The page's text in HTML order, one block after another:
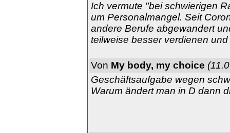
Ich vermute "bei schwierigen
um Personalmangel. Seit
andere Berufe abgewandert
teilweise besser verdienen
Von My body, my choice
Geschäftsaufgabe wegen
Warum ändert man in D dann